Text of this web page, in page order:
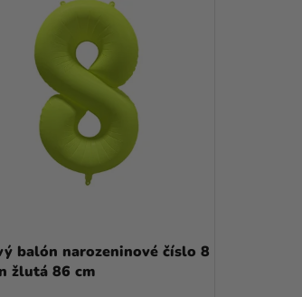
balón narozeninové číslo 8
žlutá 86 cm